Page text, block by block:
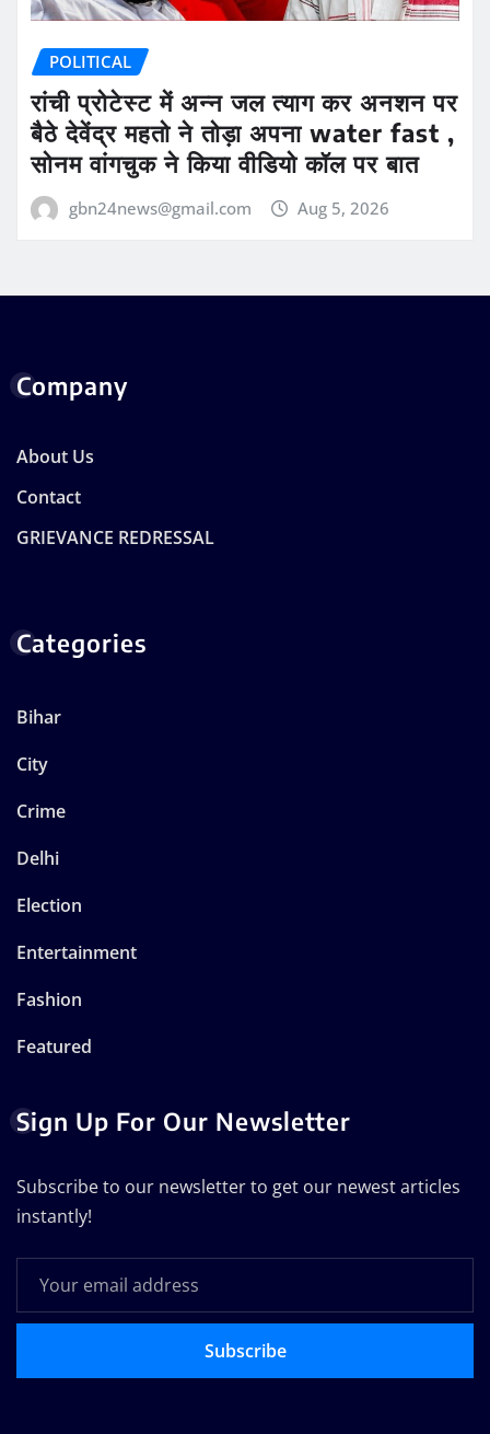
POLITICAL
रांची प्रोटेस्ट में अन्न जल त्याग कर अनशन पर
बैठे देवेंद्र महतो ने तोड़ा अपना water fast ,
सोनम वांगचुक ने किया वीडियो कॉल पर बात
gbn24news@gmail.com Aug 5, 2026
Company
About Us
Contact
GRIEVANCE REDRESSAL
Categories
Bihar
City
Crime
Delhi
Election
Entertainment
Fashion
Featured
Sign Up For Our Newsletter
Subscribe to our newsletter to get our newest articles
instantly!
Subscribe